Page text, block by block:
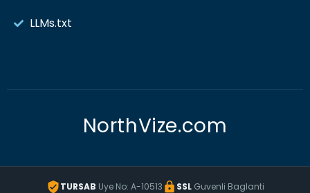
LLMs.txt
NorthVize.com
TURSAB Uye No: A-10513 SSLGuvenli Baglanti